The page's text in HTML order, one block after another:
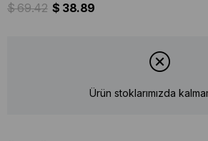
$ 69.42 $ 38.89
Ürün stoklarımızda